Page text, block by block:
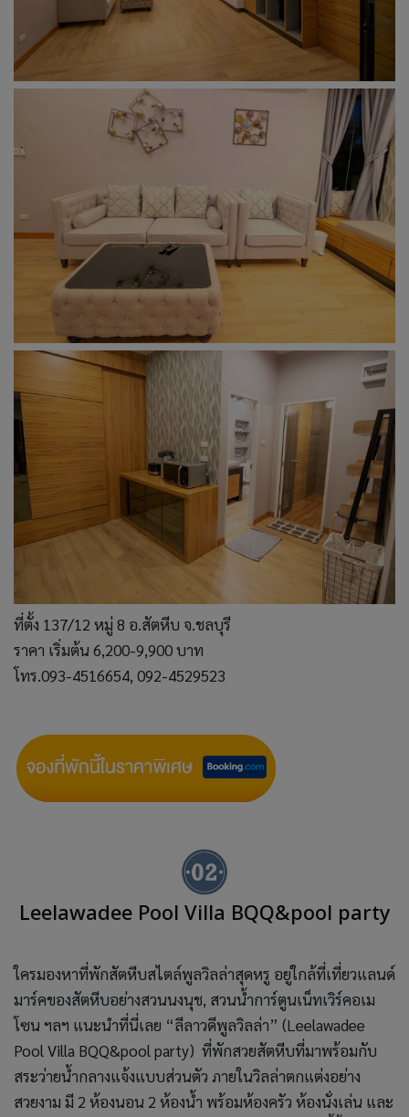
ที่ตั้ง 137/12 หมู่ 8 อ.สัตหีบ จ.ชลบุรี
ราคา เริ่มต้น 6,200-9,900 บาท
โทร.093-4516654, 092-4529523
Leelawadee Pool Villa BQQ&pool party
ใครมองหาที่พักสัตหีบสไตล์พูลวิลล่าสุดหรู อยู่ใกล้ที่เที่ยวแลนด์
มาร์คของสัตหีบอย่างสวนนงนุช, สวนน้ำการ์ตูนเน็ทเวิร์คอเม
โซน ฯลฯ แนะนำที่นี่เลย “ลีลาวดีพูลวิลล่า” (Leelawadee
Pool Villa BQQ&pool party) ที่พักสวยสัตหีบที่มาพร้อมกับ
สระว่ายน้ำกลางแจ้งแบบส่วนตัว ภายในวิลล่าตกแต่งอย่าง
สวยงาม มี 2 ห้องนอน 2 ห้องน้ำ พร้อมห้องครัว ห้องนั่งเล่น และ